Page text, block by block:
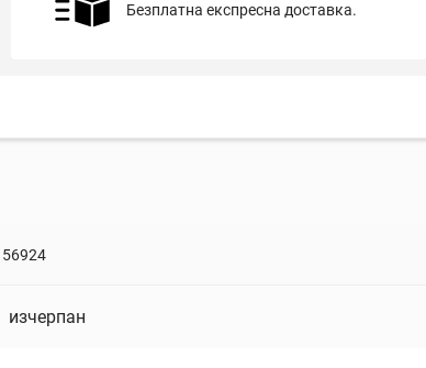
Безплатна експресна доставка.
56924
изчерпан